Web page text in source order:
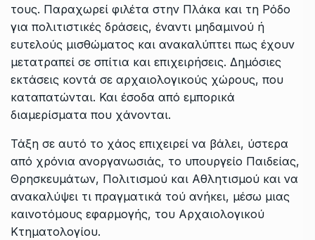
τους. Παραχωρεί φιλέτα στην Πλάκα και τη Ρόδο
για πολιτιστικές δράσεις, έναντι μηδαμινού ή
ευτελούς μισθώματος και ανακαλύπτει πως έχουν
μετατραπεί σε σπίτια και επιχειρήσεις. Δημόσιες
εκτάσεις κοντά σε αρχαιολογικούς χώρους, που
καταπατώνται. Και έσοδα από εμπορικά
διαμερίσματα που χάνονται.
Τάξη σε αυτό το χάος επιχειρεί να βάλει, ύστερα
από χρόνια ανοργανωσιάς, το υπουργείο Παιδείας,
Θρησκευμάτων, Πολιτισμού και Αθλητισμού και να
ανακαλύψει τι πραγματικά τού ανήκει, μέσω μιας
καινοτόμους εφαρμογής, του Αρχαιολογικού
Κτηματολογίου.